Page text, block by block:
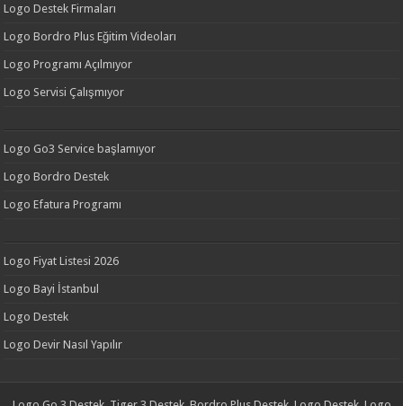
Logo Destek Firmaları
Logo Bordro Plus Eğitim Videoları
Logo Programı Açılmıyor
Logo Servisi Çalışmıyor
Logo Go3 Service başlamıyor
Logo Bordro Destek
Logo Efatura Programı
Logo Fiyat Listesi 2026
Logo Bayi İstanbul
Logo Destek
Logo Devir Nasıl Yapılır